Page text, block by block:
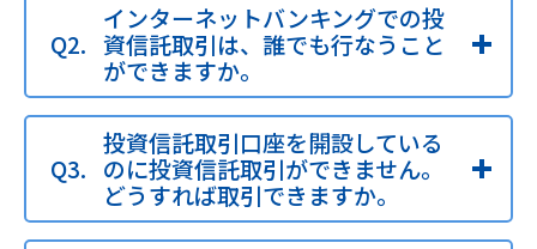
インターネットバンキングでの投
資信託取引は、誰でも行なうこと
ができますか。
投資信託取引口座を開設している
のに投資信託取引ができません。
どうすれば取引できますか。